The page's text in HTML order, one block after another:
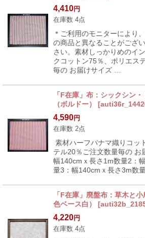
4,410円
在庫数 4点
＊ご利用のモニターにより
の商品と異なることがござ
さい。素材しっかりめのイ
クコットン75％、ポリエス
毎の お届けサイズ …
「F在庫」布：シックシン
（ボルドー）
[
4,590円
在庫数 2点
素材ハーフパナマ織りコッ
テル20％ご注文数量毎の お
幅140cmｘ長さ1m数量2：
量3：幅140cmｘ長さ3m数
「F在庫」廃盤布：草木と
色ベース白）
[
4,220円
在庫数 4点